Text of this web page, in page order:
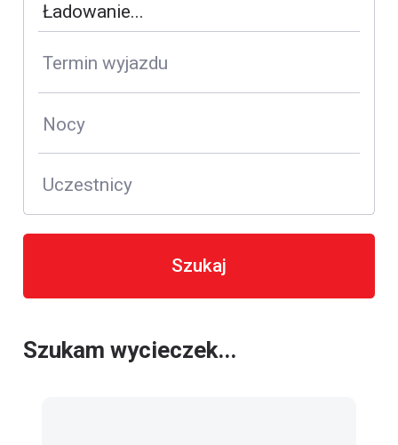
Termin wyjazdu
Nocy
Uczestnicy
Szukaj
Szukam wycieczek...